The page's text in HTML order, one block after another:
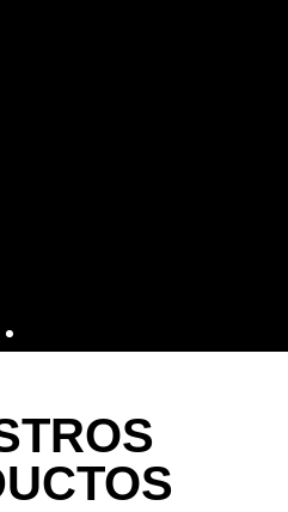
CON TOTAL